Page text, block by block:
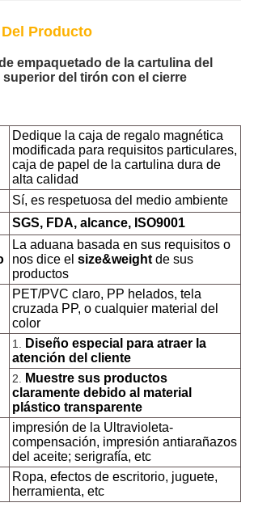
Producto
empaquetado de la cartulina del
del tirón con el cierre
Dedique la caja de regalo magnética
modificada para requisitos particulares,
caja de papel de la cartulina dura de
alta calidad
Sí, es respetuosa del medio ambiente
SGS, FDA, alcance, ISO9001
La aduana basada en sus requisitos o
nos dice el size&weight de sus
productos
PET/PVC claro, PP helados, tela
cruzada PP, o cualquier material del
color
1.
Diseño especial para atraer la
atención del cliente
2.
Muestre sus productos
claramente debido al material
plástico transparente
impresión de la Ultravioleta-
compensación, impresión antiarañazos
del aceite; serigrafía, etc
Ropa, efectos de escritorio, juguete,
herramienta, etc